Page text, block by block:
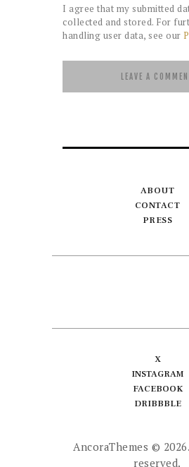
I agree that my submitted
collected and stored. For
handling user data, see our
ABOUT
CONTACT
PRESS
X
INSTAGRAM
FACEBOOK
DRIBBBLE
AncoraThemes ©
reserved.